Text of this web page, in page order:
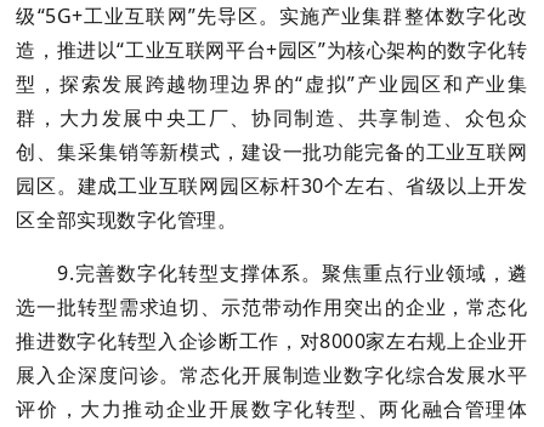
级“5G+工业互联网”先导区。实施产业集群整体数字化改
造，推进以“工业互联网平台+园区”为核心架构的数字化转
型，探索发展跨越物理边界的“虚拟”产业园区和产业集
群，大力发展中央工厂、协同制造、共享制造、众包众
创、集采集销等新模式，建设一批功能完备的工业互联网
园区。建成工业互联网园区标杆30个左右、省级以上开发
区全部实现数字化管理。
9.完善数字化转型支撑体系。聚焦重点行业领域，遴
选一批转型需求迫切、示范带动作用突出的企业，常态化
推进数字化转型入企诊断工作，对8000家左右规上企业开
展入企深度问诊。常态化开展制造业数字化综合发展水平
评价，大力推动企业开展数字化转型、两化融合管理体